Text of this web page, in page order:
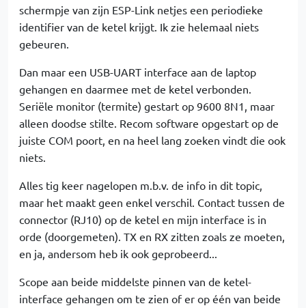
schermpje van zijn ESP-Link netjes een periodieke
identifier van de ketel krijgt. Ik zie helemaal niets
gebeuren.
Dan maar een USB-UART interface aan de laptop
gehangen en daarmee met de ketel verbonden.
Seriële monitor (termite) gestart op 9600 8N1, maar
alleen doodse stilte. Recom software opgestart op de
juiste COM poort, en na heel lang zoeken vindt die ook
niets.
Alles tig keer nagelopen m.b.v. de info in dit topic,
maar het maakt geen enkel verschil. Contact tussen de
connector (RJ10) op de ketel en mijn interface is in
orde (doorgemeten). TX en RX zitten zoals ze moeten,
en ja, andersom heb ik ook geprobeerd...
Scope aan beide middelste pinnen van de ketel-
interface gehangen om te zien of er op één van beide